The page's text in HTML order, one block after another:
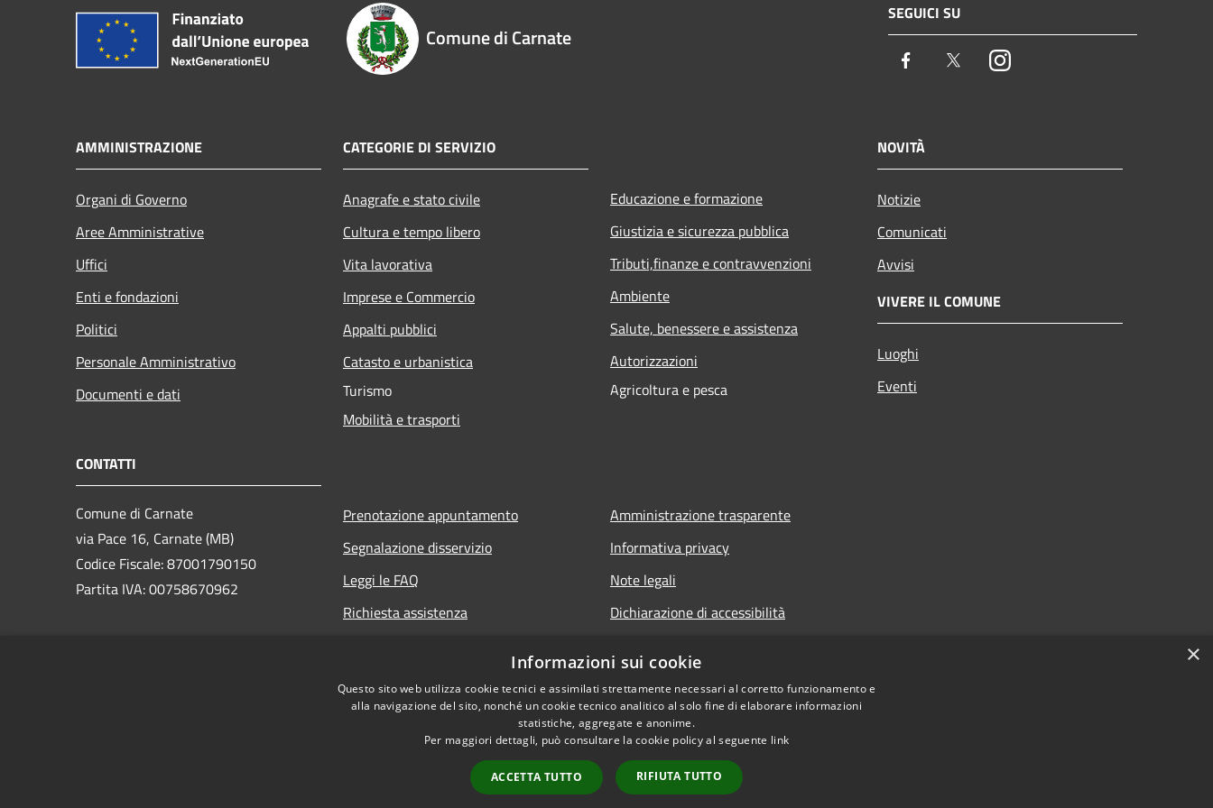
Comune di Carnate
SEGUICI SU
Facebook TwitterInstagram
AMMINISTRAZIONE
Organi di Governo
Aree Amministrative
Uffici
Enti e fondazioni
Politici
Personale Amministrativo
Documenti e dati
CATEGORIE DI SERVIZIO
Anagrafe e stato civile
Cultura e tempo libero
Vita lavorativa
Imprese e Commercio
Appalti pubblici
Catasto e urbanistica
Turismo
Mobilità e trasporti
Educazione e formazione
Giustizia e sicurezza pubblica
Tributi,finanze e contravvenzioni
Ambiente
Salute, benessere e assistenza
Autorizzazioni
Agricoltura e pesca
NOVITÀ
Notizie
Comunicati
Avvisi
VIVERE IL COMUNE
Luoghi
Eventi
CONTATTI
Comune di Carnate
via Pace 16, Carnate (MB)
Codice Fiscale: 87001790150
Partita IVA: 00758670962
Prenotazione appuntamento
Segnalazione disservizio
Leggi le FAQ
Richiesta assistenza
Amministrazione trasparente
Informativa privacy
Note legali
Dichiarazione di accessibilità
×
Informazioni sui cookie
Questo sito web utilizza cookie tecnici e assimilati strettamente necessari al corretto funzionamento e
alla navigazione del sito, nonché un cookie tecnico analitico al solo fine di elaborare informazioni
statistiche, aggregate e anonime.
Per maggiori dettagli, può consultare la cookie policy al seguente link
ACCETTA TUTTO RIFIUTA TUTTO